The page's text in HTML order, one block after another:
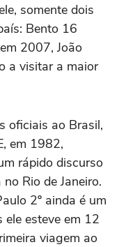
somente dois
Bento 16
2007, João
a visitar a maior
oficiais ao Brasil,
em 1982,
rápido discurso
Rio de Janeiro.
2º ainda é um
ele esteve em 12
viagem ao